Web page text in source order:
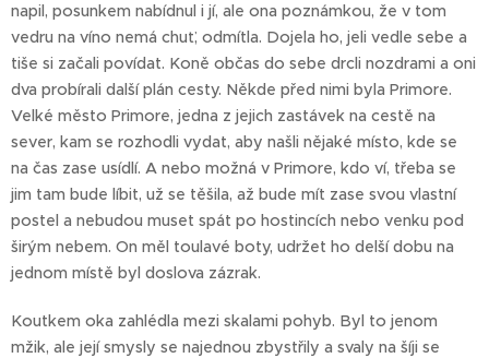
napil, posunkem nabídnul i jí, ale ona poznámkou, že v tom
vedru na víno nemá chuť, odmítla. Dojela ho, jeli vedle sebe a
tiše si začali povídat. Koně občas do sebe drcli nozdrami a oni
dva probírali další plán cesty. Někde před nimi byla Primore.
Velké město Primore, jedna z jejich zastávek na cestě na
sever, kam se rozhodli vydat, aby našli nějaké místo, kde se
na čas zase usídlí. A nebo možná v Primore, kdo ví, třeba se
jim tam bude líbit, už se těšila, až bude mít zase svou vlastní
postel a nebudou muset spát po hostincích nebo venku pod
širým nebem. On měl toulavé boty, udržet ho delší dobu na
jednom místě byl doslova zázrak.
Koutkem oka zahlédla mezi skalami pohyb. Byl to jenom
mžik, ale její smysly se najednou zbystřily a svaly na šíji se